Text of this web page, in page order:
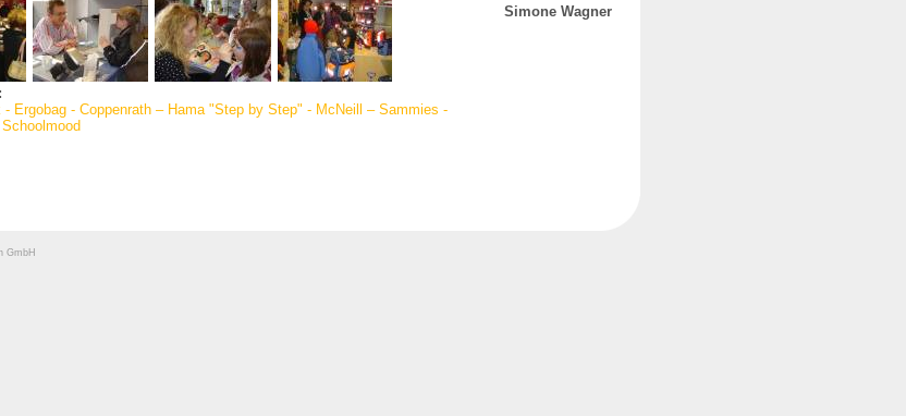
- Ergobag - Coppenrath – Hama "Step by Step" - McNeill – Sammies -
Simone Wagner
GmbH